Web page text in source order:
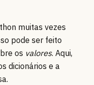
muitas vezes
pode ser feito
os valores. Aqui,
dicionários e a